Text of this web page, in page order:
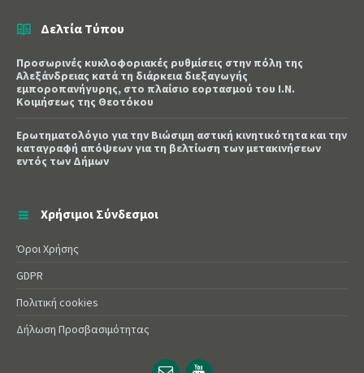
Δελτία Τύπου
Προσωρινές κυκλοφοριακές ρυθμίσεις στην πόλη της
Αλεξάνδρειας κατά τη διάρκεια διεξαγωγής
εμποροπανήγυρης, στο πλαίσιο εορτασμού του Ι.Ν.
Κοιμήσεως της Θεοτόκου
Ερωτηματολόγιο για την Βιώσιμη αστική κινητικότητα και την
καταγραφή απόψεων για τη βελτίωση των μετακινήσεων
εντός των Δήμων
Χρήσιμοι Σύνδεσμοι
Όροι Χρήσης
GDPR
Πολιτική cookies
Δήλωση Προσβασιμότητας
EmailYouTube